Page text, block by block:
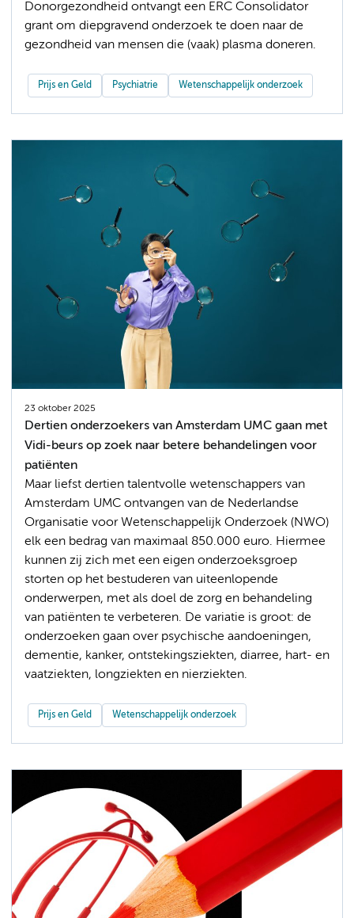
Donorgezondheid ontvangt een ERC Consolidator
grant om diepgravend onderzoek te doen naar de
gezondheid van mensen die (vaak) plasma doneren.
Prijs en Geld Psychiatrie Wetenschappelijk onderzoek
23 oktober 2025
Dertien onderzoekers van Amsterdam UMC gaan met
Vidi-beurs op zoek naar betere behandelingen voor
patiënten
Maar liefst dertien talentvolle wetenschappers van
Amsterdam UMC ontvangen van de Nederlandse
Organisatie voor Wetenschappelijk Onderzoek (NWO)
elk een bedrag van maximaal 850.000 euro. Hiermee
kunnen zij zich met een eigen onderzoeksgroep
storten op het bestuderen van uiteenlopende
onderwerpen, met als doel de zorg en behandeling
van patiënten te verbeteren. De variatie is groot: de
onderzoeken gaan over psychische aandoeningen,
dementie, kanker, ontstekingsziekten, diarree, hart- en
vaatziekten, longziekten en nierziekten.
Prijs en Geld Wetenschappelijk onderzoek